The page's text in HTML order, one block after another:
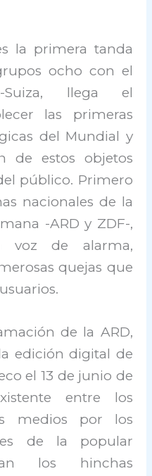
la primera tanda
ocho con el
Suiza, llega el
las primeras
del Mundial y
de estos objetos
público. Primero
nacionales de la
-ARD y ZDF-,
voz de alarma,
quejas que
de la ARD,
edición digital de
el 13 de junio de
entre los
medios por los
de la popular
los hinchas